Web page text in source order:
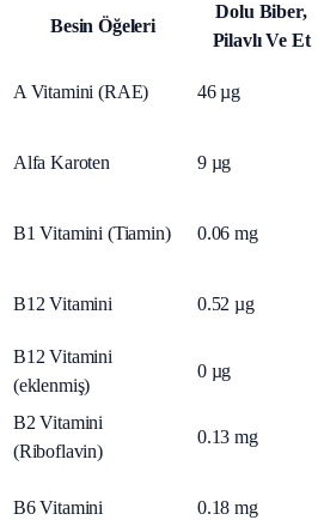
Besin Öğeleri
Dolu Biber,
Pilavlı Ve Et
A Vitamini (RAE) 46 µg
Alfa Karoten 9 µg
B1 Vitamini (Tiamin) 0.06 mg
B12 Vitamini 0.52 µg
B12 Vitamini
(eklenmiş)
0 µg
B2 Vitamini
(Riboflavin)
0.13 mg
B6 Vitamini 0.18 mg